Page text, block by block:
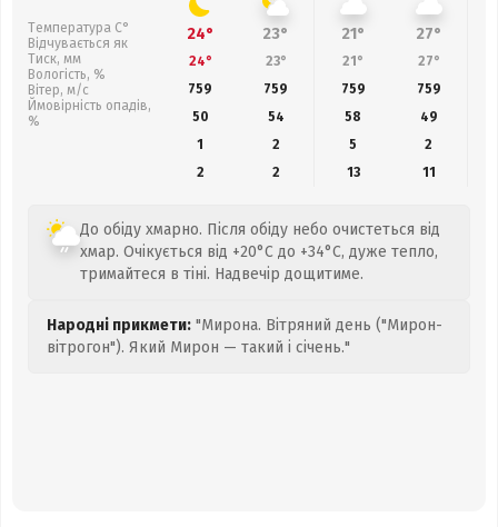
Температура С°
Відчувається як
Тиск, мм
Вологість, %
Вітер, м/с
Ймовірність опадів,
%
24° 23° 21° 27°
24° 23° 21° 27°
759
759 759 759
50
54 58 49
1
2 5
2
2
2 13 11
До обіду хмарно. Після обіду небо очистеться від
хмар. Очікується від +20°C до +34°C, дуже тепло,
тримайтеся в тіні. Надвечір дощитиме.
Народні прикмети: "Мирона. Вітряний день ("Мирон-
вітрогон"). Який Мирон — такий і січень."